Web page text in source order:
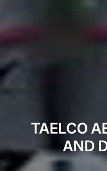
TAELCO
AND